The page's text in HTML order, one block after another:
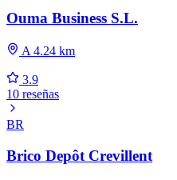
Ouma Business S.L.
A 4.24 km
3.9
10 reseñas
BR
Brico Depôt Crevillent